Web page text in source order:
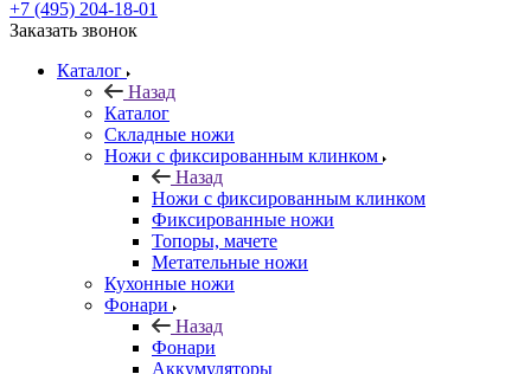
+7 (495) 204-18-01
Заказать звонок
Каталог
Назад
Каталог
Складные ножи
Ножи с фиксированным клинком
Назад
Ножи с фиксированным клинком
Фиксированные ножи
Топоры, мачете
Метательные ножи
Кухонные ножи
Фонари
Назад
Фонари
Аккумуляторы